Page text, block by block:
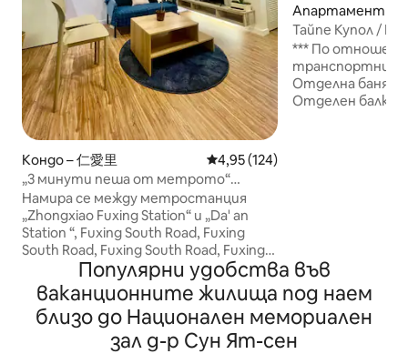
Кондо – 仁愛里 Средна оценка: 4,95 от 5,
4,95 (124)
„3 минути пеша от метрото“
Тайпей Чжунсяо Фусин Източен
район Даан Индивидуална стая
Тайпей Даан Дист.
Намира се между метростанция
„Zhongxiao Fuxing Station“ и „Da' an
Station “, Fuxing South Road, Fuxing
South Road, Fuxing South Road, Fuxing
South Road, 3 метростанции
наблизо, Near Eastern Business District,
Xinyi 101 Business District, Taipei Arena,
Big Dome, Huashan Wenchu Park,
Yongkang Dongmen Shopping District;
Nangang, Neihu Metro Direct Access
Апартамент –
Тайпе Купол /
Месечно (D)
*** По
Отделна баня,
Отделен балкон
центрове на
са на
дизайнерска и
избор за
*** За да се
Популярни удобства във
ваканционните жилища под наем
близо до Национален мемориален
зал д-р Сун Ят-сен